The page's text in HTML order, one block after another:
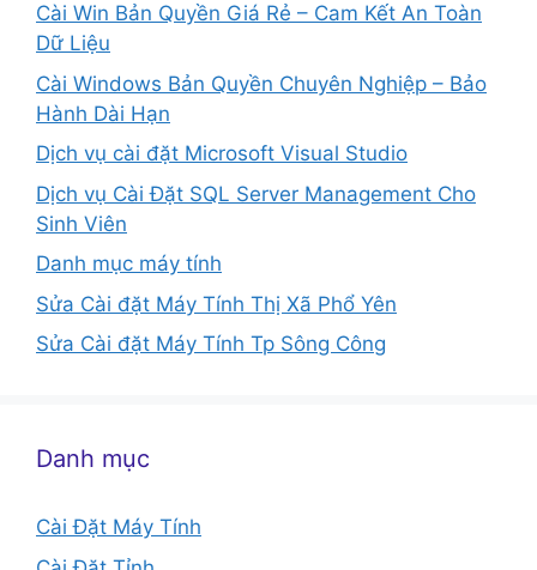
Cài Win Bản Quyền Giá Rẻ – Cam Kết An Toàn
Dữ Liệu
Cài Windows Bản Quyền Chuyên Nghiệp – Bảo
Hành Dài Hạn
Dịch vụ cài đặt Microsoft Visual Studio
Dịch vụ Cài Đặt SQL Server Management Cho
Sinh Viên
Danh mục máy tính
Sửa Cài đặt Máy Tính Thị Xã Phổ Yên
Sửa Cài đặt Máy Tính Tp Sông Công
Danh mục
Cài Đặt Máy Tính